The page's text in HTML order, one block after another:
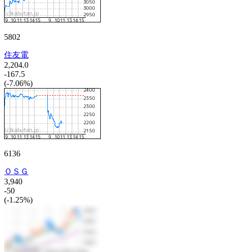
5802
住友電
2,204.0
-167.5
(-7.06%)
6136
ＯＳＧ
3,940
-50
(-1.25%)